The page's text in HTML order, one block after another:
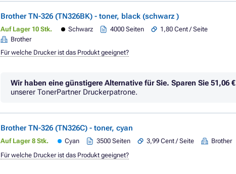
Brother TN-326 (TN326BK) - toner, black (schwarz )
Auf Lager 10 Stk. Schwarz 4000 Seiten
1,80 Cent / Seite
Brother
Für welche Drucker ist das Produkt geeignet?
Wir haben eine günstigere Alternative für Sie. Sparen Sie 51,06 €
unserer TonerPartner Druckerpatrone.
Brother TN-326 (TN326C) - toner, cyan
Auf Lager 8 Stk. Cyan 3500 Seiten 3,99 Cent / Seite Brother
Für welche Drucker ist das Produkt geeignet?